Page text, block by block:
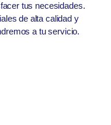
tus necesidades.
de alta calidad y
a tu servicio.